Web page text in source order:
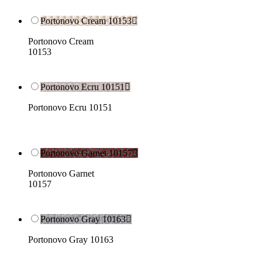
Portonovo Cream 10153
Portonovo Cream
10153
Portonovo Ecru 10151
Portonovo Ecru 10151
Portonovo Garnet 10157
Portonovo Garnet
10157
Portonovo Gray 10163
Portonovo Gray 10163